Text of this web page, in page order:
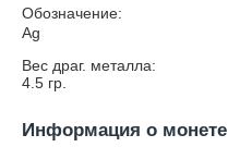
Обозначение:
Ag
Вес драг. металла:
4.5 гр.
Информация о монете